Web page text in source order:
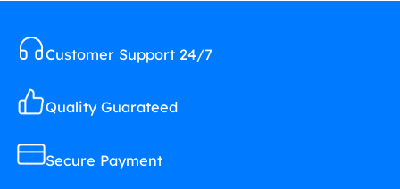
Customer Support 24/7
Quality Guarateed
Secure Payment